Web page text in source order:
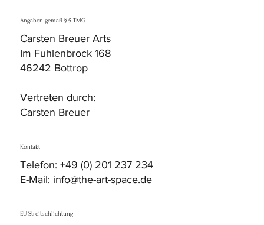
Angaben gemäß § 5 TMG
Carsten Breuer Arts
Im Fuhlenbrock 168
46242 Bottrop
Vertreten durch:
Carsten Breuer
Kontakt
Telefon: +49 (0) 201 237 234
E-Mail: info@the-art-space.de
EU-Streitschlichtung